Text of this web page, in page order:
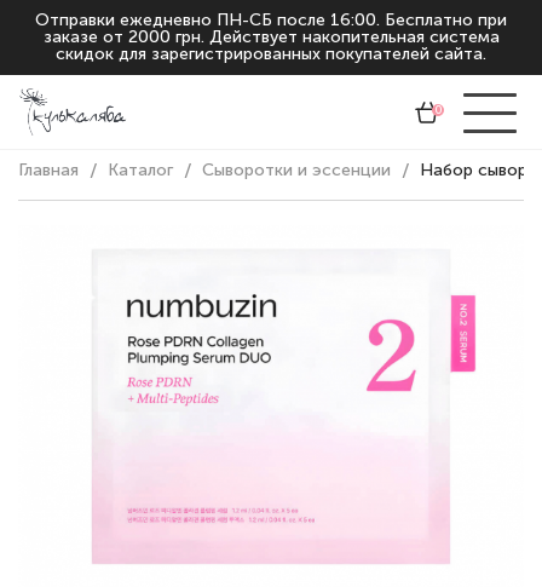
Отправки ежедневно ПН-СБ после 16:00. Бесплатно при
заказе от 2000 грн. Действует накопительная система
скидок для зарегистрированных покупателей сайта.
0
Главная Каталог Сыворотки и эссенции Набор